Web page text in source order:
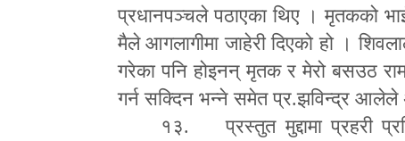
प्रधानपञ्चले पठाएका थिए । मृतकको
मैले आगलागीमा जाहेरी दिएको हो ।
गरेका पनि होइनन् मृतक र मेरो बसउठ
गर्न सक्दिन भन्ने समेत प्र.झविन्द्र आलेले
१३. प्रस्तुत मुद्दामा प्रहरी